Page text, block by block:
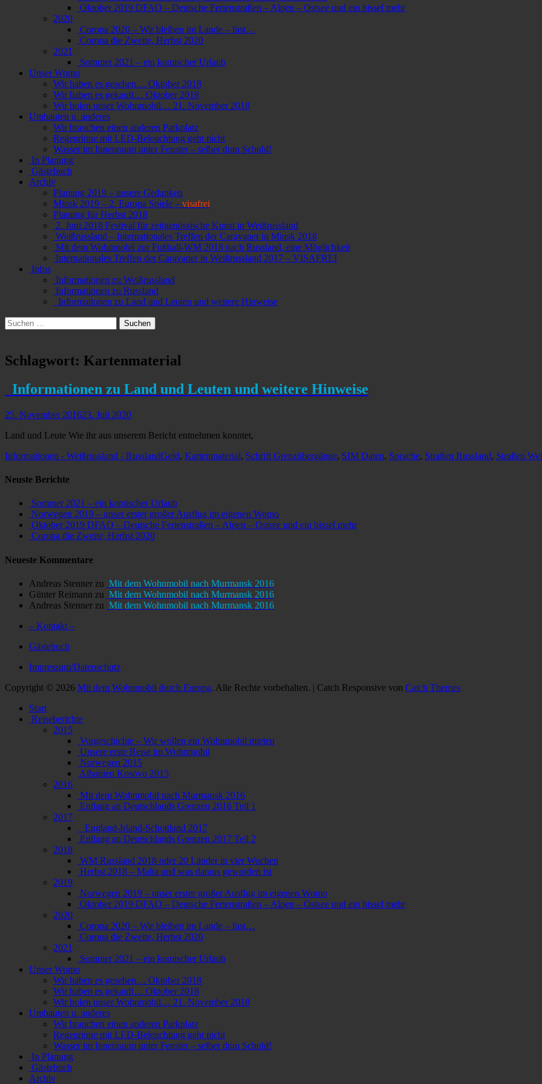
Oktober 2019 DFAO – Deutsche Ferienstraßen – Alpen – Ostsee und ein bissel mehr
2020
Corona 2020 – Wir bleiben im Lande – fast…
Corona die Zweite, Herbst 2020
2021
Sommer 2021 – ein komischer Urlaub
Unser Womo
Wir haben es gesehen… Oktober 2018
Wir haben es gekauft… Oktober 2018
Wir holen unser Wohnmobil… 21. November 2018
Umbauten u. anderes
Wir brauchen einen anderen Parkplatz
Regenrinne mit LED-Beleuchtung geht nicht
Wasser im Innenraum unter Fenster – selber dran Schuld!
In Planung
Gästebuch
Archiv
Planung 2019 – unsere Gedanken
Minsk 2019 – 2. Europa Spiele – visafrei
Planung für Herbst 2018
2. Juni 2018 Festival für zeitgenössische Kunst in Weißrussland
Weißrussland – Internationales Treffen der Caravaner in Minsk 2018
Mit dem Wohnmobil zur Fußball-WM 2018 nach Russland, eine Möglichkeit
Internationales Treffen der Caravaner in Weißrussland 2017 – VISAFREI
Infos
Informationen zu Weißrussland
Informationen zu Russland
Informationen zu Land und Leuten und weitere Hinweise
Suchen
Suchen
nach:
Schlagwort: Kartenmaterial
Informationen zu Land und Leuten und weitere Hinweise
Veröffentlicht
25. November 201623. Juli 2020
Land und Leute Wie ihr aus unserem Bericht entnehmen konntet,
Kategorien
Informationen - Weißrussland - RusslandSchlagworte
Geld, Kartenmaterial, Schrift Grenzübergänge, SIM Daten, Sprache, Straßen Russland, Straßen
Neuste Berichte
Sommer 2021 – ein komischer Urlaub
Norwegen 2019 – unser erster großer Ausflug im eigenen Womo
Oktober 2019 DFAO – Deutsche Ferienstraßen – Alpen – Ostsee und ein bissel mehr
Corona die Zweite, Herbst 2020
Neueste Kommentare
Andreas Stenner zu Mit dem Wohnmobil nach Murmansk 2016
Günter Reimann zu Mit dem Wohnmobil nach Murmansk 2016
Andreas Stenner zu Mit dem Wohnmobil nach Murmansk 2016
– Kontakt –
Gästebuch
Impressum/Datenschutz
Copyright © 2026 Mit dem Wohnmobil durch Europa. Alle Rechte vorbehalten. | Catch Responsive von Catch Themes
oben
scrollen
Start
Reiseberichte
2015
Vorgeschichte – Wir wollen ein Wohnmobil mieten
Unsere erste Reise im Wohnmobil
Norwegen 2015
Albanien Kosovo 2015
2016
Mit dem Wohnmobil nach Murmansk 2016
Entlang an Deutschlands Grenzen 2016 Teil 1
2017
England-Irland-Schottland 2017
Entlang an Deutschlands Grenzen 2017 Teil 2
2018
WM Russland 2018 oder 20 Länder in vier Wochen
Herbst 2018 – Malta und was daraus geworden ist
2019
Norwegen 2019 – unser erster großer Ausflug im eigenen Womo
Oktober 2019 DFAO – Deutsche Ferienstraßen – Alpen – Ostsee und ein bissel mehr
2020
Corona 2020 – Wir bleiben im Lande – fast…
Corona die Zweite, Herbst 2020
2021
Sommer 2021 – ein komischer Urlaub
Unser Womo
Wir haben es gesehen… Oktober 2018
Wir haben es gekauft… Oktober 2018
Wir holen unser Wohnmobil… 21. November 2018
Umbauten u. anderes
Wir brauchen einen anderen Parkplatz
Regenrinne mit LED-Beleuchtung geht nicht
Wasser im Innenraum unter Fenster – selber dran Schuld!
In Planung
Gästebuch
Archiv